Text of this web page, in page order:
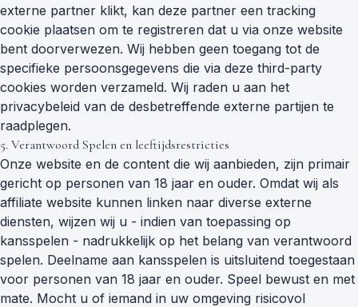
externe partner klikt, kan deze partner een tracking
cookie plaatsen om te registreren dat u via onze website
bent doorverwezen. Wij hebben geen toegang tot de
specifieke persoonsgegevens die via deze third-party
cookies worden verzameld. Wij raden u aan het
privacybeleid van de desbetreffende externe partijen te
raadplegen.
5. Verantwoord Spelen en leeftijdsrestricties
Onze website en de content die wij aanbieden, zijn primair
gericht op personen van 18 jaar en ouder. Omdat wij als
affiliate website kunnen linken naar diverse externe
diensten, wijzen wij u - indien van toepassing op
kansspelen - nadrukkelijk op het belang van verantwoord
spelen. Deelname aan kansspelen is uitsluitend toegestaan
voor personen van 18 jaar en ouder. Speel bewust en met
mate. Mocht u of iemand in uw omgeving risicovol